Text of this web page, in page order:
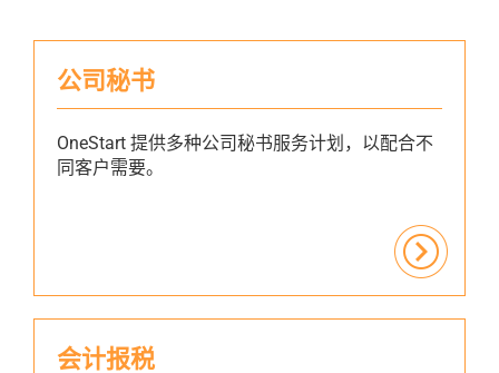
公司秘书
OneStart 提供多种公司秘书服务计划，以配合不
同客户需要。
会计报税